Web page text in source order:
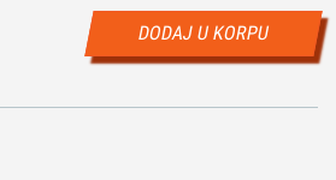
DODAJ U KORPU